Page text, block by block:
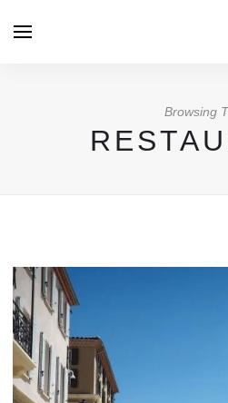
Browsing